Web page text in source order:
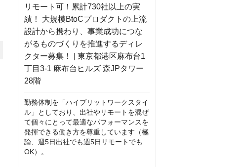
勤務体制を「ハイブリットワークスタイ
ル」としており、出社やリモートを混ぜ
て個々にとって最適なパフォーマンスを
発揮できる働き方を尊重しています（極
論、週5日出社でも週5日リモートでも
OK）。